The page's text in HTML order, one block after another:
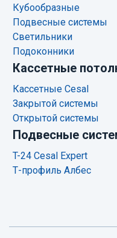
Кубообразные
Подвесные системы
Светильники
Подоконники
Кассетные
Кассетные Cesal
Закрытой системы
Открытой системы
Подвесные
T-24 Cesal Expert
Т-профиль Албес